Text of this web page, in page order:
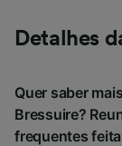
Detalhes
Quer saber
Bressuire?
frequentes